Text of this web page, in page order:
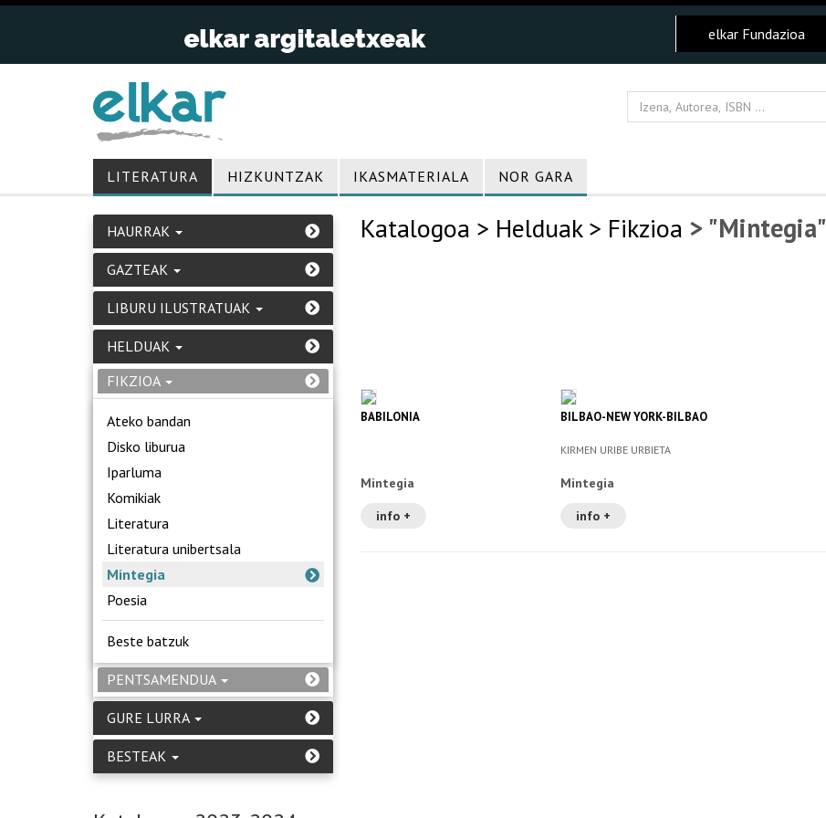
elkar Fundazioa
LITERATURA HIZKUNTZAK IKASMATERIALA NOR GARA
HAURRAK
GAZTEAK
LIBURU ILUSTRATUAK
HELDUAK
FIKZIOA
Ateko bandan
Disko liburua
Iparluma
Komikiak
Literatura
Literatura unibertsala
Mintegia
Poesia
Beste batzuk
PENTSAMENDUA
GURE LURRA
BESTEAK
Katalogoa > Helduak> Fikzioa > "Mintegia"
BABILONIA
Mintegia
info +
BILBAO-NEW YORK-BILBAO
KIRMEN URIBE URBIETA
Mintegia
info +